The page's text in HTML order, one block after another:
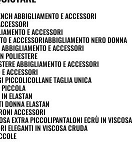
ABBIGLIAMENTO E ACCESSORI
E ACCESSORI
E ACCESSORIABBIGLIAMENTO NERO DONNA
E ACCESSORI
POLIESTERE
ABBIGLIAMENTO E ACCESSORI
ACCESSORI
PICCOLICOLLANE TAGLIA UNICA
ELASTAN
DONNA ELASTAN
ACCESSORI
EXTRA PICCOLIPANTALONI ECRÙ IN VISCOSA
ELEGANTI IN VISCOSA CRUDA